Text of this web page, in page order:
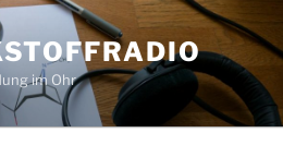
im Ohr